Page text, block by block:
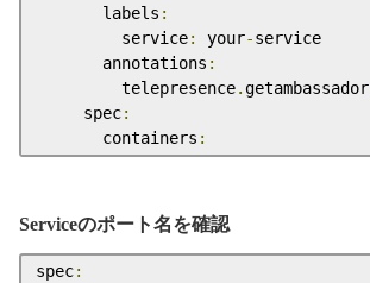
       labels
:
         service
: your-service
       annotations
:
         telepresence
.getambassador
     spec
:
       containers
:
Serviceのポート名を確認
spec: